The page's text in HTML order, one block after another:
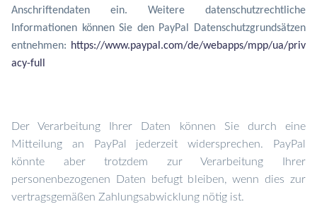
Anschriftendaten ein. Weitere datenschutzrechtliche
Informationen können Sie den PayPal Datenschutzgrundsätzen
entnehmen: https://www.paypal.com/de/webapps/mpp/ua/priv
acy-full
Der Verarbeitung Ihrer Daten können Sie durch eine
Mitteilung an PayPal jederzeit widersprechen. PayPal
könnte aber trotzdem zur Verarbeitung Ihrer
personenbezogenen Daten befugt bleiben, wenn dies zur
vertragsgemäßen Zahlungsabwicklung nötig ist.